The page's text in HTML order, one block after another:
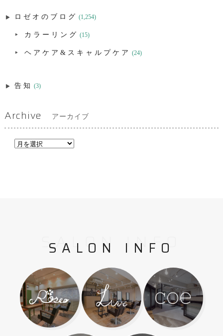
ロゼオのブログ (1,254)
カラーリング (15)
ヘアケア&スキャルプケア (24)
告知 (3)
Archive アーカイブ
SALON INFO
SALON INFO